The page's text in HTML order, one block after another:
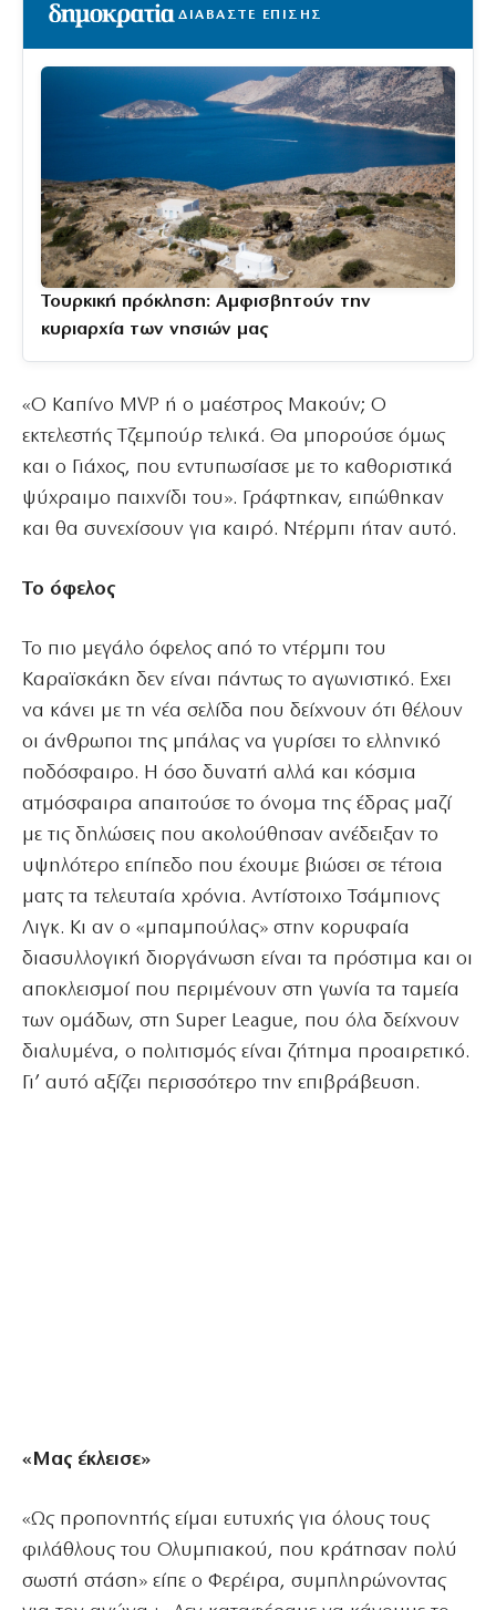
ΔΙΑΒΑΣΤΕ ΕΠΙΣΗΣ
Τουρκική πρόκληση: Αμφισβητούν την
κυριαρχία των νησιών μας
«Ο Καπίνο MVP ή ο μαέστρος Μακούν; Ο
εκτελεστής Τζεμπούρ τελικά. Θα μπορούσε όμως
και ο Γιάχος, που εντυπωσίασε με το καθοριστικά
ψύχραιμο παιχνίδι του». Γράφτηκαν, ειπώθηκαν
και θα συνεχίσουν για καιρό. Ντέρμπι ήταν αυτό.
Το όφελος
Το πιο μεγάλο όφελος από το ντέρμπι του
Καραϊσκάκη δεν είναι πάντως το αγωνιστικό. Εχει
να κάνει με τη νέα σελίδα που δείχνουν ότι θέλουν
οι άνθρωποι της μπάλας να γυρίσει το ελληνικό
ποδόσφαιρο. Η όσο δυνατή αλλά και κόσμια
ατμόσφαιρα απαιτούσε το όνομα της έδρας μαζί
με τις δηλώσεις που ακολούθησαν ανέδειξαν το
υψηλότερο επίπεδο που έχουμε βιώσει σε τέτοια
ματς τα τελευταία χρόνια. Αντίστοιχο Τσάμπιονς
Λιγκ. Κι αν ο «μπαμπούλας» στην κορυφαία
διασυλλογική διοργάνωση είναι τα πρόστιμα και οι
αποκλεισμοί που περιμένουν στη γωνία τα ταμεία
των ομάδων, στη Super League, που όλα δείχνουν
διαλυμένα, ο πολιτισμός είναι ζήτημα προαιρετικό.
Γι’ αυτό αξίζει περισσότερο την επιβράβευση.
«Μας έκλεισε»
«Ως προπονητής είμαι ευτυχής για όλους τους
φιλάθλους του Ολυμπιακού, που κράτησαν πολύ
σωστή στάση» είπε ο Φερέιρα, συμπληρώνοντας